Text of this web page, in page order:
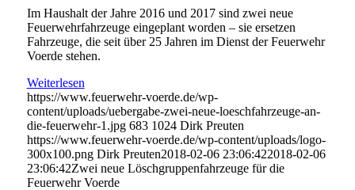
Im Haushalt der Jahre 2016 und 2017 sind zwei neue
Feuerwehrfahrzeuge eingeplant worden – sie ersetzen
Fahrzeuge, die seit über 25 Jahren im Dienst der Feuerwehr
Voerde stehen.
Weiterlesen
https://www.feuerwehr-voerde.de/wp-
content/uploads/uebergabe-zwei-neue-loeschfahrzeuge-an-
die-feuerwehr-1.jpg 683 1024 Dirk Preuten
https://www.feuerwehr-voerde.de/wp-content/uploads/logo-
300x100.png Dirk Preuten2018-02-06 23:06:422018-02-06
23:06:42Zwei neue Löschgruppenfahrzeuge für die
Feuerwehr Voerde